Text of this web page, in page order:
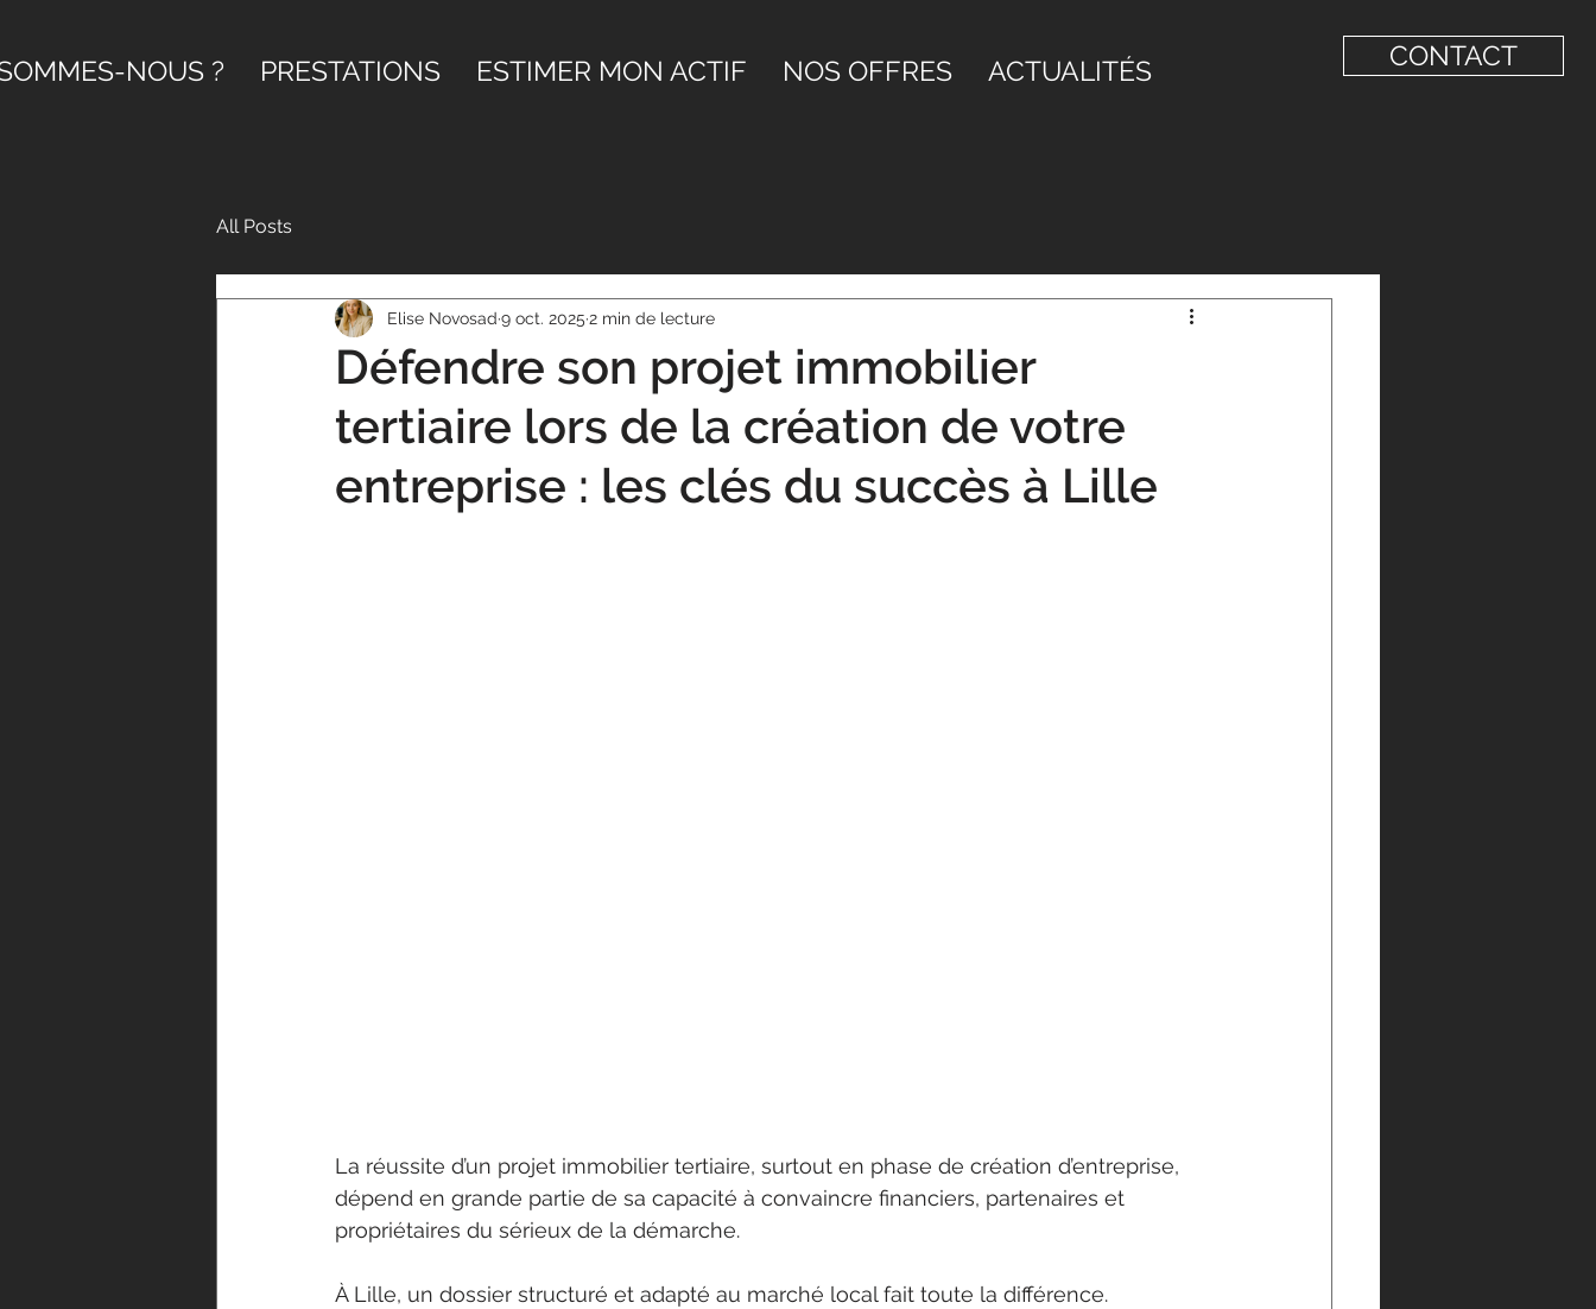
NOUS ? PRESTATIONS ESTIMER MON ACTIF NOS OFFRES ACTUALITÉS CONTACT
All Posts
Défendre son projet immobilier
tertiaire lors de la création de votre
entreprise : les clés du succès à Lille
Elise Novosad 9 oct. 2025 2 min de lecture
La réussite d’un projet immobilier tertiaire, surtout en phase de création d’entreprise,
dépend en grande partie de sa capacité à convaincre financiers, partenaires et
propriétaires du sérieux de la démarche.
À Lille, un dossier structuré et adapté au marché local fait toute la différence.